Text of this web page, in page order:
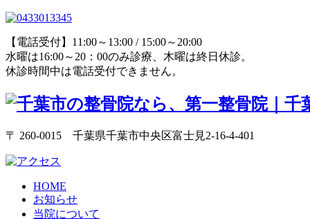
【電話受付】11:00～13:00 / 15:00～20:00
水曜は16:00～20：00のみ診療、木曜は終日休診。
休診時間中は電話受付できません。
〒 260-0015 千葉県千葉市中央区富士見2-16-4-401
HOME
お知らせ
当院について